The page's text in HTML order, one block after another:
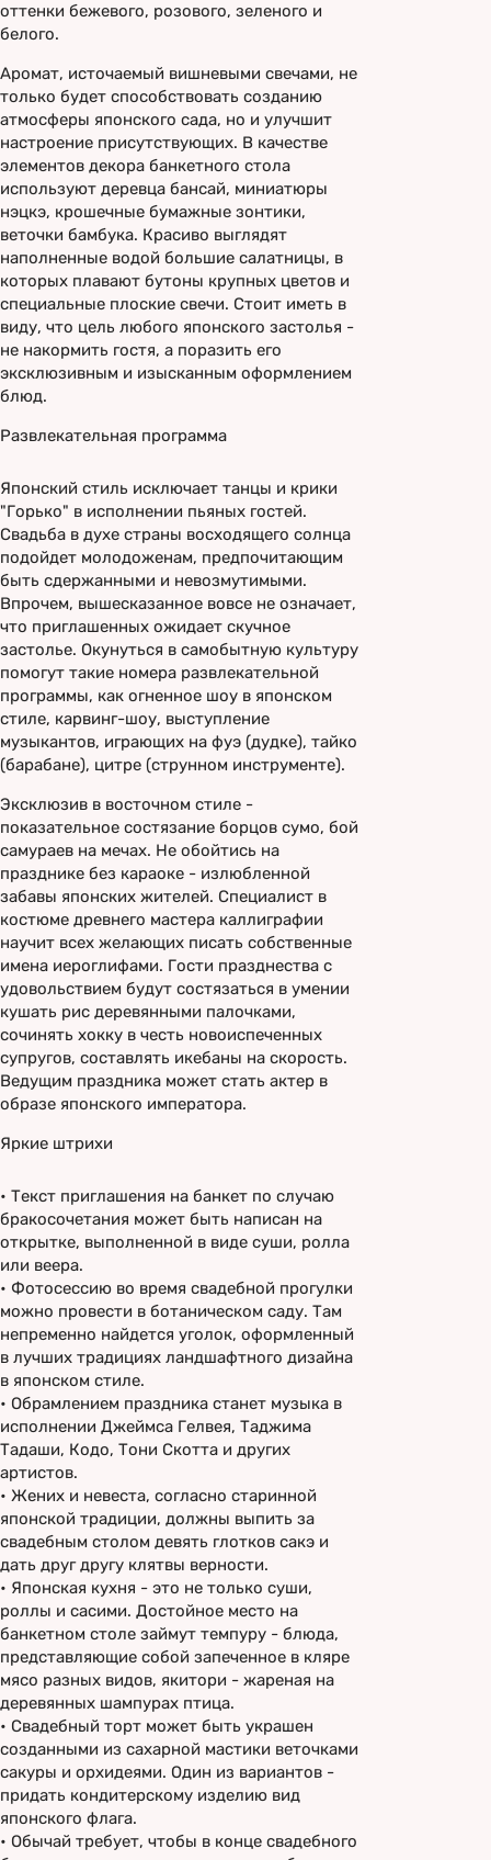
оттенки бежевого, розового, зеленого и
белого.
Аромат, источаемый вишневыми свечами, не
только будет способствовать созданию
атмосферы японского сада, но и улучшит
настроение присутствующих. В качестве
элементов декора банкетного стола
используют деревца бансай, миниатюры
нэцкэ, крошечные бумажные зонтики,
веточки бамбука. Красиво выглядят
наполненные водой большие салатницы, в
которых плавают бутоны крупных цветов и
специальные плоские свечи. Стоит иметь в
виду, что цель любого японского застолья -
не накормить гостя, а поразить его
эксклюзивным и изысканным оформлением
блюд.
Развлекательная программа
Японский стиль исключает танцы и крики
"Горько" в исполнении пьяных гостей.
Свадьба в духе страны восходящего солнца
подойдет молодоженам, предпочитающим
быть сдержанными и невозмутимыми.
Впрочем, вышесказанное вовсе не означает,
что приглашенных ожидает скучное
застолье. Окунуться в самобытную культуру
помогут такие номера развлекательной
программы, как огненное шоу в японском
стиле, карвинг-шоу, выступление
музыкантов, играющих на фуэ (дудке), тайко
(барабане), цитре (струнном инструменте).
Эксклюзив в восточном стиле -
показательное состязание борцов сумо, бой
самураев на мечах. Не обойтись на
празднике без караоке - излюбленной
забавы японских жителей. Специалист в
костюме древнего мастера каллиграфии
научит всех желающих писать собственные
имена иероглифами. Гости празднества с
удовольствием будут состязаться в умении
кушать рис деревянными палочками,
сочинять хокку в честь новоиспеченных
супругов, составлять икебаны на скорость.
Ведущим праздника может стать актер в
образе японского императора.
Яркие штрихи
• Текст приглашения на банкет по случаю
бракосочетания может быть написан на
открытке, выполненной в виде суши, ролла
или веера.
• Фотосессию во время свадебной прогулки
можно провести в ботаническом саду. Там
непременно найдется уголок, оформленный
в лучших традициях ландшафтного дизайна
в японском стиле.
• Обрамлением праздника станет музыка в
исполнении Джеймса Гелвея, Таджима
Тадаши, Кодо, Тони Скотта и других
артистов.
• Жених и невеста, согласно старинной
японской традиции, должны выпить за
свадебным столом девять глотков сакэ и
дать друг другу клятвы верности.
• Японская кухня - это не только суши,
роллы и сасими. Достойное место на
банкетном столе займут темпуру - блюда,
представляющие собой запеченное в кляре
мясо разных видов, якитори - жареная на
деревянных шампурах птица.
• Свадебный торт может быть украшен
созданными из сахарной мастики веточками
сакуры и орхидеями. Один из вариантов -
придать кондитерскому изделию вид
японского флага.
• Обычай требует, чтобы в конце свадебного